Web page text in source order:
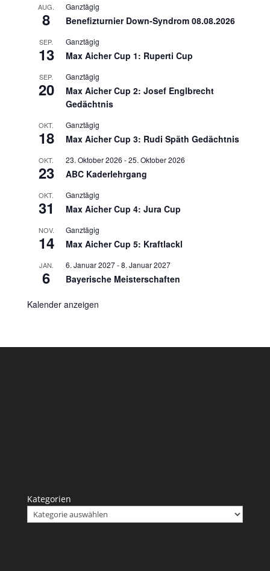
AUG.
8
Ganztägig
Benefizturnier Down-Syndrom 08.08.2026
SEP.
13
Ganztägig
Max Aicher Cup 1: Ruperti Cup
SEP.
20
Ganztägig
Max Aicher Cup 2: Josef Englbrecht
Gedächtnis
OKT.
18
Ganztägig
Max Aicher Cup 3: Rudi Späth Gedächtnis
OKT.
23
23. Oktober 2026 -25. Oktober 2026
ABC Kaderlehrgang
OKT.
31
Ganztägig
Max Aicher Cup 4: Jura Cup
NOV.
14
Ganztägig
Max Aicher Cup 5: Kraftlackl
JAN.
6
6. Januar 2027-8. Januar 2027
Bayerische Meisterschaften
Kalender anzeigen
Kategorien